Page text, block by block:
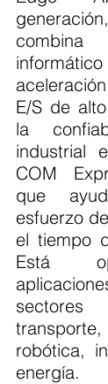
E/S de
la
industrial
COM
que
esfuerzo
el tiempo
Está
robótica,
energía.